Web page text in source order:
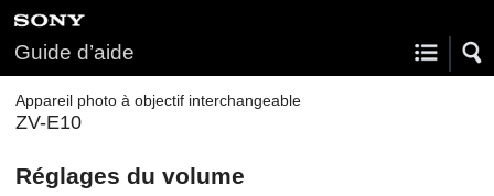
Guide d’aide
Appareil photo à objectif interchangeable
ZV-E10
Réglages du volume